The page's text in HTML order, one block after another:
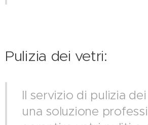
Pulizia dei vetri:
Il servizio di pulizia
una soluzione